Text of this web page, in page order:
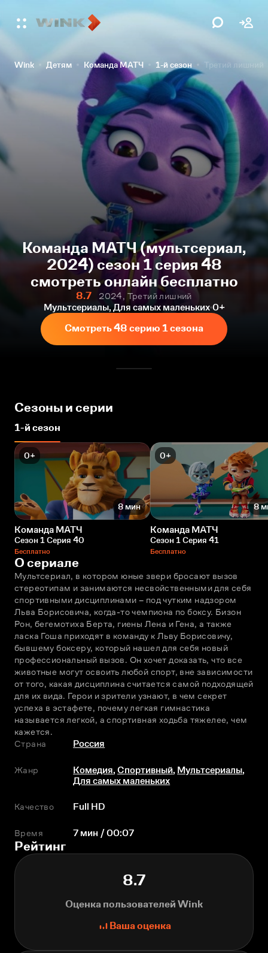
Wink Детям Команда МАТЧ 1-й сезон Третий лишний
Команда МАТЧ (мультсериал,
2024) сезон 1 серия 48
смотреть онлайн бесплатно
8.7
2024, Третий лишний
Мультсериалы, Для самых маленьких 0+
Смотреть 48 серию 1 сезона
Сезоны и серии
1-й сезон
0+
8 мин
Команда МАТЧ
Сезон 1 Серия 40
Бесплатно
0+
8
Команда МАТЧ
Сезон 1 Серия 41
Бесплатно
О сериале
Мультсериал, в котором юные звери бросают вызов
стереотипам и занимаются несвойственными для себя
спортивными дисциплинами – под чутким надзором
Льва Борисовича, когда-то чемпиона по боксу. Бизон
Рон, бегемотиха Берта, гиены Лена и Гена, а также
ласка Гоша приходят в команду к Льву Борисовичу,
бывшему боксеру, который нашел для себя новый
профессиональный вызов. Он хочет доказать, что все
животные могут освоить любой спорт, вне зависимости
от того, какая дисциплина считается самой подходящей
для их вида. Герои и зрители узнают, в чем секрет
успеха в эстафете, почему легкая гимнастика
называется легкой, а спортивная ходьба тяжелее, чем
кажется.
Страна
Россия
Жанр Комедия,Спортивный, Мультсериалы,
Для самых маленьких
Качество Full HD
Время 7 мин / 00:07
Рейтинг
8.7
Оценка пользователей Wink
Ваша оценка